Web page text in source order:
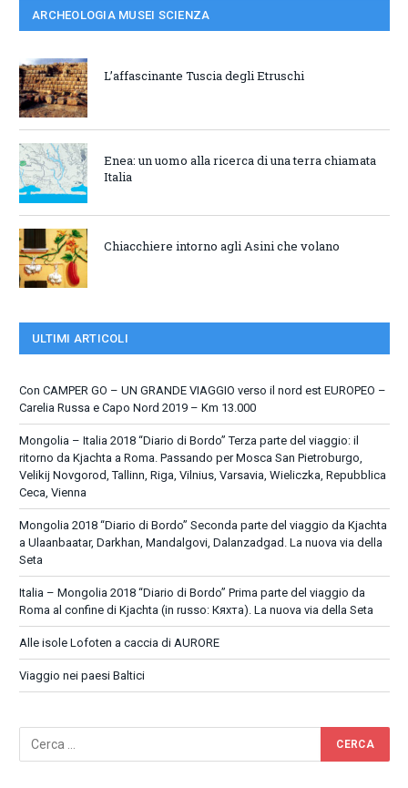
ARCHEOLOGIA MUSEI SCIENZA
L’affascinante Tuscia degli Etruschi
Enea: un uomo alla ricerca di una terra chiamata
Italia
Chiacchiere intorno agli Asini che volano
ULTIMI ARTICOLI
Con CAMPER GO – UN GRANDE VIAGGIO verso il nord est EUROPEO –
Carelia Russa e Capo Nord 2019 – Km 13.000
Mongolia – Italia 2018 “Diario di Bordo” Terza parte del viaggio: il
ritorno da Kjachta a Roma. Passando per Mosca San Pietroburgo,
Velikij Novgorod, Tallinn, Riga, Vilnius, Varsavia, Wieliczka, Repubblica
Ceca, Vienna
Mongolia 2018 “Diario di Bordo” Seconda parte del viaggio da Kjachta
a Ulaanbaatar, Darkhan, Mandalgovi, Dalanzadgad. La nuova via della
Seta
Italia – Mongolia 2018 “Diario di Bordo” Prima parte del viaggio da
Roma al confine di Kjachta (in russo: Кяхта). La nuova via della Seta
Alle isole Lofoten a caccia di AURORE
Viaggio nei paesi Baltici